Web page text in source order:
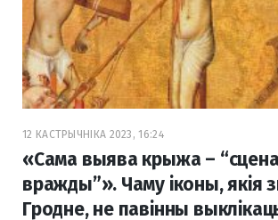
12 КАСТРЫЧНІКА 2023, 16:24
«Сама выява крыжа –
вражды”». Чаму іконы, якія
Гродне, не павінны